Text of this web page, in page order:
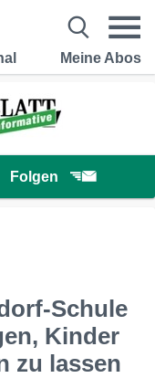
Meine Abos
Folgen
Schule
Kinder
zu lassen